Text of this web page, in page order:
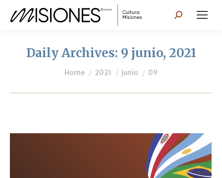
Search:
Daily Archives: 9 junio, 2021
You are here:
Home 2021 junio 09